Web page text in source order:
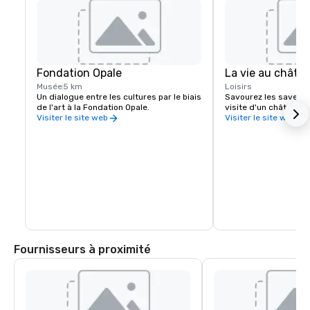
Fondation Opale
Musée5 km
Un dialogue entre les cultures par le biais
de l'art à la Fondation Opale.
Visiter le site web
La vie au
Loisirs
Savourez les
visite d'un château
Visiter le site web
Fournisseurs à proximité